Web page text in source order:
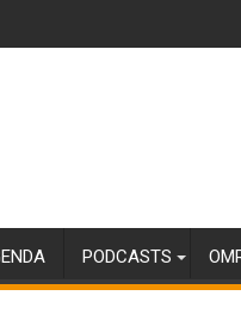
PODCASTS